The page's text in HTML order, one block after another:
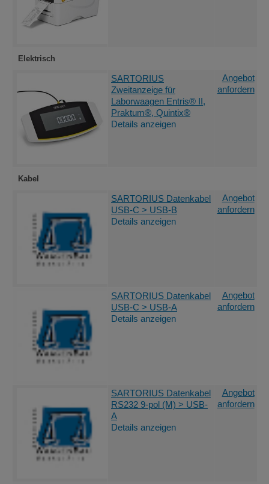
Elektrisch
SARTORIUS
Zweitanzeige für
Laborwaagen Entris® II,
Praktum®, Quintix®
Details anzeigen
Angebot
anfordern
Kabel
SARTORIUS Datenkabel
USB-C > USB-B
Details anzeigen
Angebot
anfordern
SARTORIUS Datenkabel
USB-C > USB-A
Details anzeigen
Angebot
anfordern
SARTORIUS Datenkabel
RS232 9-pol (M) > USB-
A
Details anzeigen
Angebot
anfordern